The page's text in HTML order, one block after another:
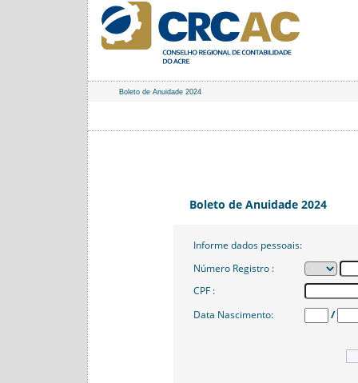
Boleto de Anuidade 2024
Boleto de Anuidade 2024
Informe dados pessoais:
Número Registro :
CPF :
Data Nascimento:
/